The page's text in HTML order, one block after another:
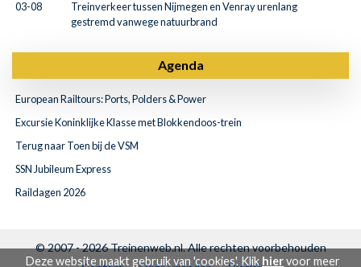
Deze website maakt gebruik van 'cookies'. Klikhiervoor meer
03-08
Treinverkeer tussen Nijmegen en Venray urenlang
gestremd vanwege natuurbrand
Agenda
European Railtours: Ports, Polders & Power
Excursie Koninklijke Klasse met Blokkendoos-trein
Terug naar Toen bij de VSM
SSN Jubileum Express
Raildagen 2026
© 2007 - 2026Treinenweb.nl. Alle rechten voorbehouden